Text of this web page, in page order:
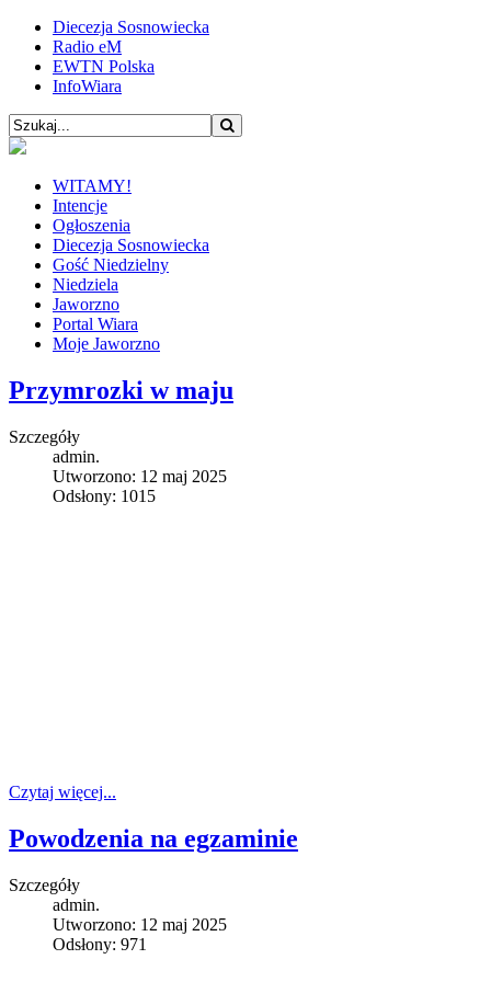
Diecezja Sosnowiecka
Radio eM
EWTN Polska
InfoWiara
WITAMY!
Intencje
Ogłoszenia
Diecezja Sosnowiecka
Gość Niedzielny
Niedziela
Jaworzno
Portal Wiara
Moje Jaworzno
Przymrozki w maju
Szczegóły
admin.
Utworzono: 12 maj 2025
Odsłony: 1015
Czytaj więcej...
Powodzenia na egzaminie
Szczegóły
admin.
Utworzono: 12 maj 2025
Odsłony: 971